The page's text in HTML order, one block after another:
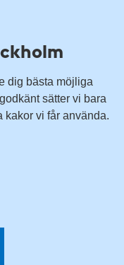
dig bästa möjliga
sätter vi bara
kakor vi får använda.